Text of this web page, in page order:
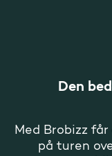
Den
Med Brobizz
på turen